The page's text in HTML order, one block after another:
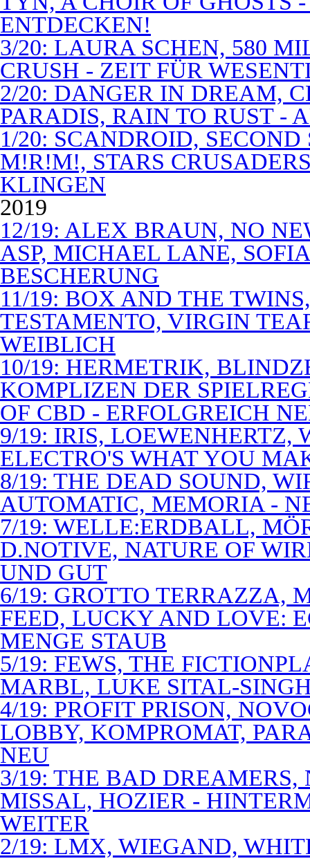
ENTDECKEN!
3/20: LAURA SCHEN, 580
CRUSH - ZEIT FÜR
2/20: DANGER IN DREAM,
PARADIS, RAIN TO RUST -
1/20: SCANDROID,
M!R!M!, STARS
KLINGEN
2019
12/19: ALEX BRAUN, NO
ASP, MICHAEL LANE,
BESCHERUNG
11/19: BOX AND THE
TESTAMENTO, VIRGIN
WEIBLICH
10/19: HERMETRIK,
KOMPLIZEN DER
OF CBD - ERFOLGREICH
9/19: IRIS, LOEWENHERTZ,
ELECTRO'S WHAT YOU
8/19: THE DEAD SOUND,
AUTOMATIC, MEMORIA -
7/19: WELLE:ERDBALL,
D.NOTIVE, NATURE OF
UND GUT
6/19: GROTTO TERRAZZA,
FEED, LUCKY AND LOVE:
MENGE STAUB
5/19: FEWS, THE
MARBL, LUKE SITAL-
4/19: PROFIT PRISON,
LOBBY, KOMPROMAT,
NEU
3/19: THE BAD
MISSAL, HOZIER -
WEITER
2/19: LMX, WIEGAND,